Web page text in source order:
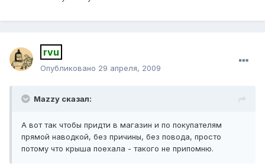
rvu
Опубликовано 29 апреля, 2009
Mazzy сказал:
А вот так чтобы придти в магазин и по покупателям
прямой наводкой, без причины, без повода, просто
потому что крыша поехала - такого не припомню.